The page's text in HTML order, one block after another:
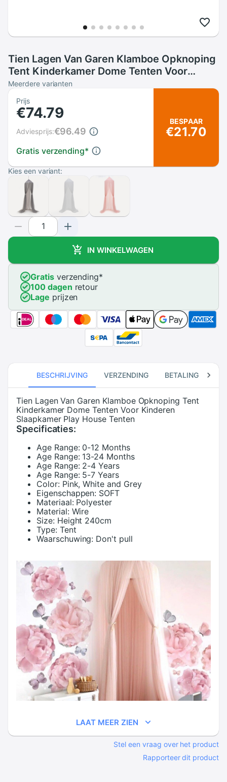
Tien Lagen Van Garen Klamboe Opknoping
Tent Kinderkamer Dome Tenten Voor
Kinderen Slaapkamer Play House Tenten
Meerdere varianten
Prijs
€74.79
Gratis verzending*
Adviesprijs:€96.49
BESPAAR
€21.70
Kies een variant:
IN WINKELWAGEN
Gratisverzending*
100 dagen retour
Lage prijzen
BESCHRIJVING VERZENDING BETALING
Tien Lagen Van Garen Klamboe Opknoping Tent
Kinderkamer Dome Tenten Voor Kinderen
Slaapkamer Play House Tenten
Specificaties:
Age Range: 0-12 Months
Age Range: 13-24 Months
Age Range: 2-4 Years
Age Range: 5-7 Years
Color: Pink, White and Grey
Eigenschappen: SOFT
Materiaal: Polyester
Material: Wire
Size: Height 240cm
Type: Tent
Waarschuwing: Don't pull
LAAT MEER ZIEN
Stel een vraag over het product
Rapporteer dit product